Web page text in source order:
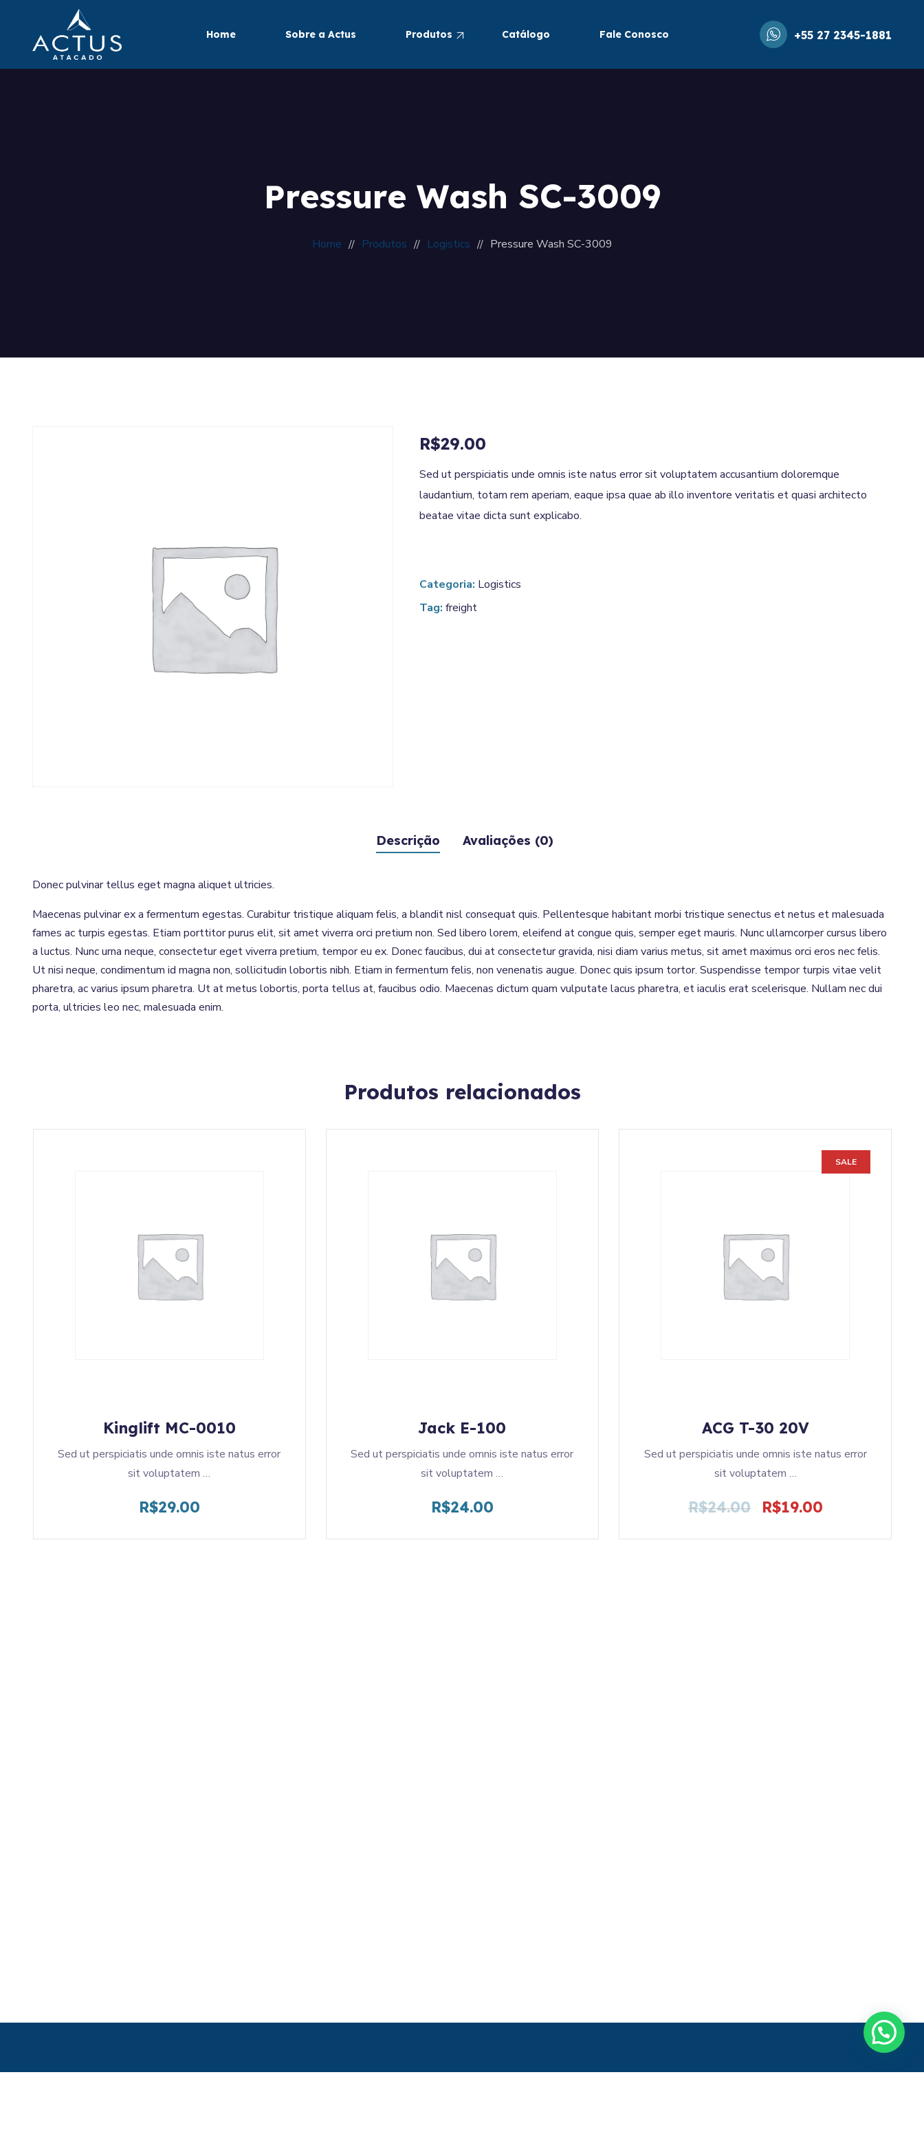
Home Sobre a Actus Produtos Catálogo Fale Conosco +55 27 2345-1881
Pressure Wash SC-3009
Home Produtos Logistics Pressure Wash SC-3009
R$29.00
Sed ut perspiciatis unde omnis iste natus error sit voluptatem accusantium doloremque
laudantium, totam rem aperiam, eaque ipsa quae ab illo inventore veritatis et quasi architecto
beatae vitae dicta sunt explicabo.
Categoria: Logistics
Tag: freight
Descrição Avaliações (0)
Donec pulvinar tellus eget magna aliquet ultricies.
Maecenas pulvinar ex a fermentum egestas. Curabitur tristique aliquam felis, a blandit nisl consequat quis. Pellentesque habitant morbi tristique senectus et netus et malesuada
fames ac turpis egestas. Etiam porttitor purus elit, sit amet viverra orci pretium non. Sed libero lorem, eleifend at congue quis, semper eget mauris. Nunc ullamcorper cursus libero
a luctus. Nunc urna neque, consectetur eget viverra pretium, tempor eu ex. Donec faucibus, dui at consectetur gravida, nisi diam varius metus, sit amet maximus orci eros nec felis.
Ut nisi neque, condimentum id magna non, sollicitudin lobortis nibh. Etiam in fermentum felis, non venenatis augue. Donec quis ipsum tortor. Suspendisse tempor turpis vitae velit
pharetra, ac varius ipsum pharetra. Ut at metus lobortis, porta tellus at, faucibus odio. Maecenas dictum quam vulputate lacus pharetra, et iaculis erat scelerisque. Nullam nec dui
porta, ultricies leo nec, malesuada enim.
Produtos relacionados
Kinglift MC-0010
Sed ut perspiciatis unde omnis iste natus error
sit voluptatem …
R$29.00
Jack E-100
Sed ut perspiciatis unde omnis iste natus error
sit voluptatem …
R$24.00
SALE
ACG T-30 20V
Sed ut perspiciatis unde omnis iste natus error
sit voluptatem …
R$24.00 R$19.00